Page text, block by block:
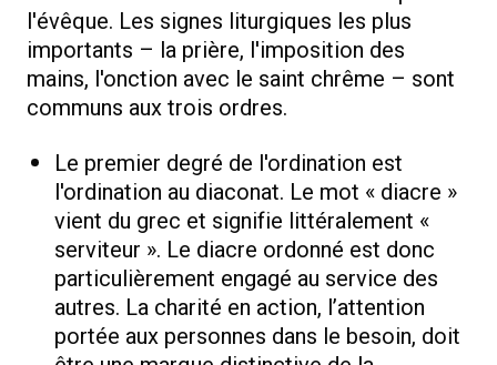
l'évêque. Les signes liturgiques les plus
importants – la prière, l'imposition des
mains, l'onction avec le saint chrême – sont
communs aux trois ordres.
Le premier degré de l'ordination est
l'ordination au diaconat. Le mot « diacre »
vient du grec et signifie littéralement «
serviteur ». Le diacre ordonné est donc
particulièrement engagé au service des
autres. La charité en action, l’attention
portée aux personnes dans le besoin, doit